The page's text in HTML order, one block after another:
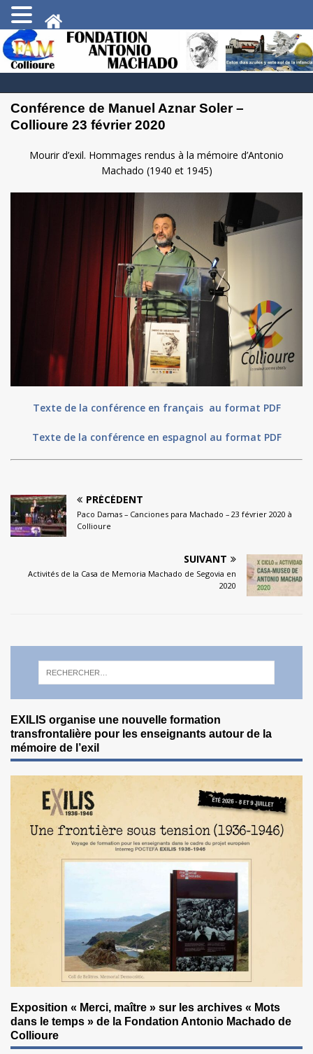
Conférence de Manuel Aznar Soler –
Collioure 23 février 2020
Mourir d’exil. Hommages rendus à la mémoire d’Antonio
Machado (1940 et 1945)
Texte de la conférence en français au format PDF
Texte de la conférence en espagnol au format PDF
PRÉCÉDENT
Paco Damas – Canciones para Machado – 23 février 2020 à
Collioure
SUIVANT
Activités de la Casa de Memoria Machado de Segovia en
2020
EXILIS organise une nouvelle formation
transfrontalière pour les enseignants autour de la
mémoire de l’exil
Exposition « Merci, maître » sur les archives « Mots
dans le temps » de la Fondation Antonio Machado de
Collioure